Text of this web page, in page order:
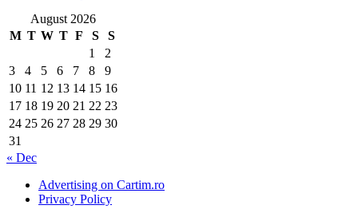
August 2026
M T W T F S
S
1
2
3
4 5 6 7 8
9
10 11 12 13 14 15 16
17 18 19 20 21 22 23
24 25 26 27 28 29 30
31
« Dec
Advertising on Cartim.ro
Privacy Policy